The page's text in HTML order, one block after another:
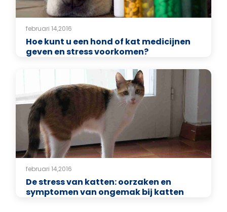
februari 14,2016
Hoe kunt u een hond of kat medicijnen
geven en stress voorkomen?
februari 14,2016
De stress van katten: oorzaken en
symptomen van ongemak bij katten